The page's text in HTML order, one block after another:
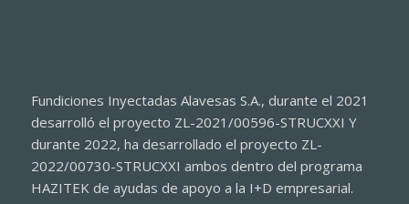
Fundiciones Inyectadas Alavesas S.A., durante el 2021
desarrolló el proyecto ZL-2021/00596-STRUCXXI Y
durante 2022, ha desarrollado el proyecto ZL-
2022/00730-STRUCXXI ambos dentro del programa
HAZITEK de ayudas de apoyo a la I+D empresarial.